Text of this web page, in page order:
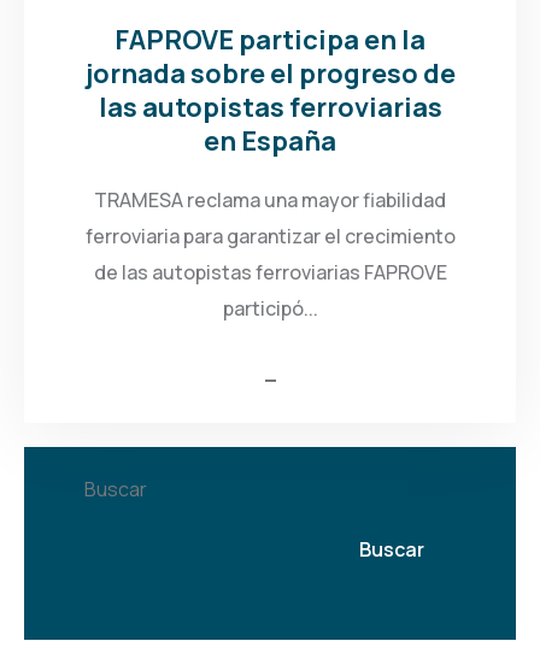
FAPROVE participa en la
jornada sobre el progreso de
las autopistas ferroviarias
en España
TRAMESA reclama una mayor fiabilidad
ferroviaria para garantizar el crecimiento
de las autopistas ferroviarias FAPROVE
participó...
Buscar
Buscar